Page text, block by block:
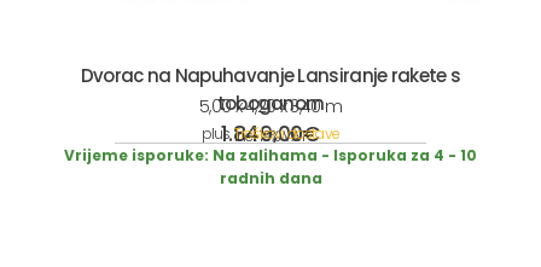
Dvorac na Napuhavanje Lansiranje rakete s
toboganom
5,00 x 4,20 x 3,40 m
1.849,00€
incl. 19% VAT
plusTroškovi dostave
Vrijeme isporuke: Na zalihama - Isporuka za 4 - 10
radnih dana